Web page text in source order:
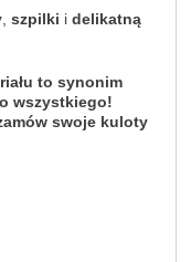
, szpilki i delikatną
to synonim
wszystkiego!
swoje kuloty